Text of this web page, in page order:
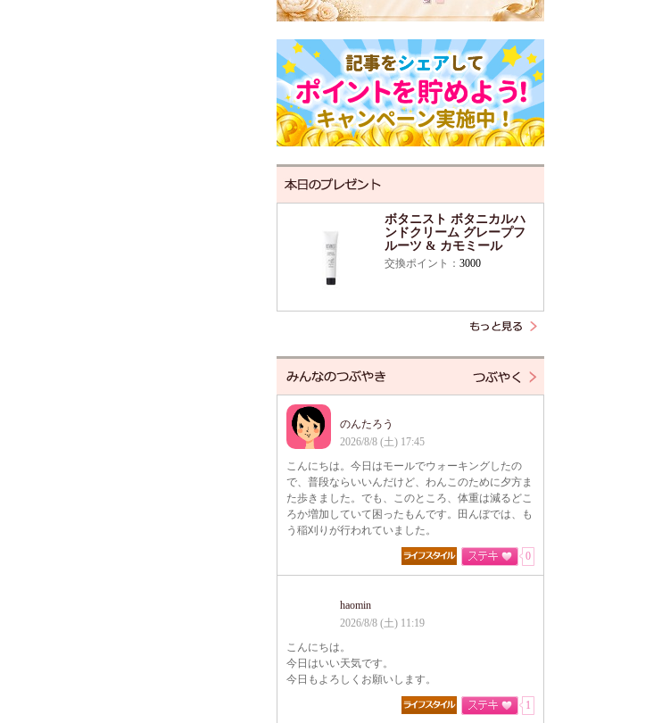
ボタニスト ボタニカルハ
ンドクリーム グレープフ
ルーツ & カモミール
交換ポイント： 3000
のんたろう
2026/8/8 (土) 17:45
こんにちは。今日はモールでウォーキングしたの
で、普段ならいいんだけど、わんこのために夕方ま
た歩きました。でも、このところ、体重は減るどこ
ろか増加していて困ったもんです。田んぼでは、も
う稲刈りが行われていました。
0
haomin
2026/8/8 (土) 11:19
こんにちは。
今日はいい天気です。
今日もよろしくお願いします。
1